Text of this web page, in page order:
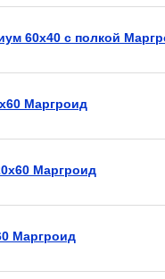
60х40 с полкой
Маргроид
Маргроид
Маргроид